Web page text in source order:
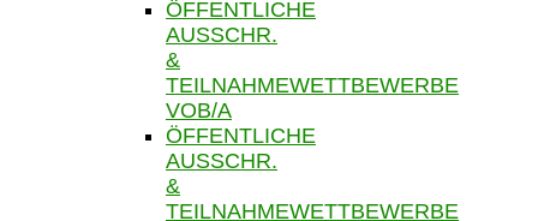
ÖFFENTLICHE
AUSSCHR.
&
TEILNAHMEWETTBEWERBE
VOB/A
ÖFFENTLICHE
AUSSCHR.
&
TEILNAHMEWETTBEWERBE